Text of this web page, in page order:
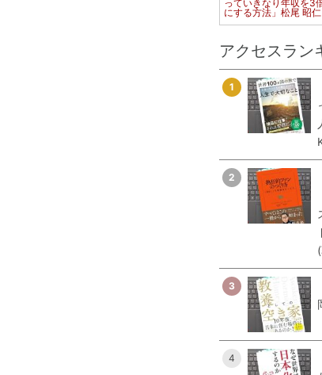
っていきなり年収を3
にする方法」松尾 昭仁
アクセスラン
1
2
3
4